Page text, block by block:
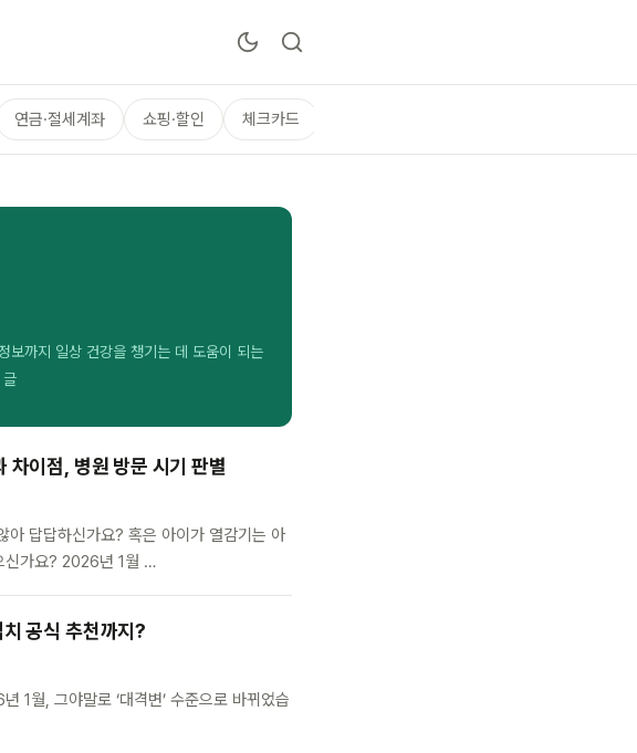
연금·절세계좌 쇼핑·할인 체크카드
보까지 일상 건강을 챙기는 데 도움이 되는
이점, 병원 방문 시기 판별
아 답답하신가요? 혹은 아이가 열감기는 아
신가요? 2026년 1월 …
공식 추천까지?
1월, 그야말로 ‘대격변’ 수준으로 바뀌었습